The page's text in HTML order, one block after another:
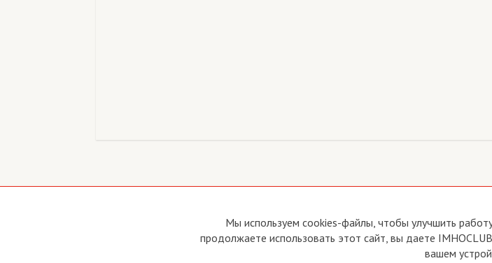
Устав
Мы используем cookies-файлы, чтобы улучшить
продолжаете использовать этот сайт, вы даете
вашем